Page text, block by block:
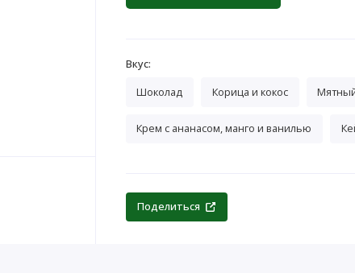
Вкус:
Шоколад
Корица и кокос
Крем с ананасом, манго и ванилью
Поделиться